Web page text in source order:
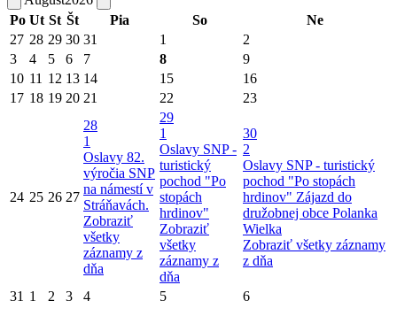
Po Ut St Št Pia So
Ne
27 28 29 30 31 1
2
3
4 5 6 7 8
9
10 11 12 13 14 15
16
17 18 19 20 21 22 23
24 25 26 27
28
1
Oslavy 82.
výročia SNP
na námestí v
Stráňavách.
Zobraziť
všetky
záznamy z
dňa
29
1
Oslavy SNP -
turistický
pochod "Po
stopách
hrdinov"
Zobraziť
všetky
záznamy z
dňa
30
2
Oslavy SNP - turistický
pochod "Po stopách
hrdinov" Zájazd do
družobnej obce Polanka
Wielka
Zobraziť všetky záznamy
z dňa
31 1 2 3 4 5 6